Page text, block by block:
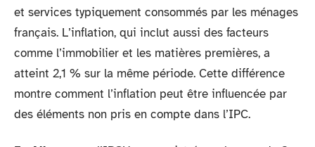
et services typiquement consommés par les ménages
français. L’inflation, qui inclut aussi des facteurs
comme l’immobilier et les matières premières, a
atteint 2,1 % sur la même période. Cette différence
montre comment l’inflation peut être influencée par
des éléments non pris en compte dans l’IPC.